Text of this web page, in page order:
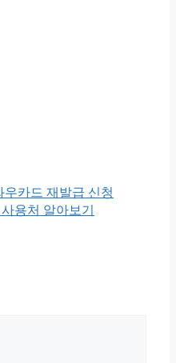
카드 재발급 신청
용처 알아보기